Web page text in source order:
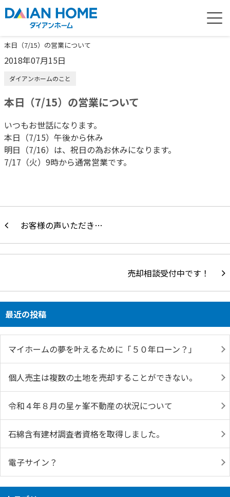
本日（7/15）の営業について
2018年07月15日
ダイアンホームのこと
本日（7/15）の営業について
いつもお世話になります。
本日（7/15）午後から休み
明日（7/16）は、祝日の為お休みになります。
7/17（火）9時から通常営業です。
お客様の声いただき…
売却相談受付中です！
最近の投稿
マイホームの夢を叶えるために「５０年ローン？」
個人売主は複数の土地を売却することができない。
令和４年８月の星ヶ峯不動産の状況について
石綿含有建材調査者資格を取得しました。
電子サイン？